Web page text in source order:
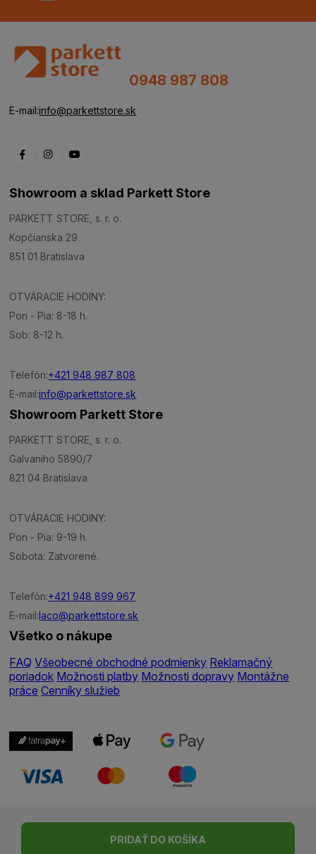
PRIDAŤ DO KOŠÍKA
0948 987 808
E-mail:info@parkettstore.sk
Showroom a sklad Parkett Store
PARKETT STORE, s. r. o.
Kopčianska 29
851 01 Bratislava
OTVÁRACIE HODINY:
Pon - Pia: 8-18 h.
Sob: 8-12 h.
Telefón:+421 948 987 808
E-mail:info@parkettstore.sk
Showroom Parkett Store
PARKETT STORE, s. r. o.
Galvaniho 5890/7
821 04 Bratislava
OTVÁRACIE HODINY:
Pon - Pia: 9-19 h.
Sobota: Zatvorené.
Telefón:+421 948 899 967
E-mail:laco@parkettstore.sk
Všetko o nákupe
FAQ Všeobecné obchodné podmienky Reklamačný
poriadok Možnosti platby Možnosti dopravy Montážne
práce Cenníky služieb
| © Všetky práva vyhradené | Made with ♥
byMadviso